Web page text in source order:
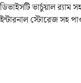
ডিভাইসটি ভার্চুয়াল র‌্যাম
ইন্টারনাল স্টোরেজ সহ